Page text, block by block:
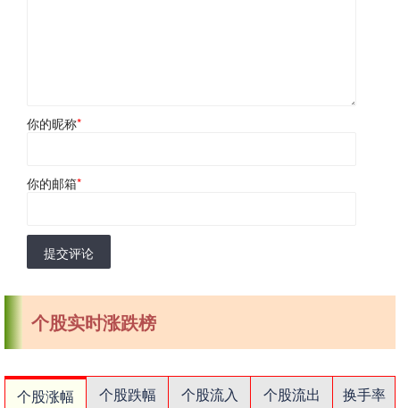
你的昵称*
你的邮箱*
提交评论
个股实时涨跌榜
个股涨幅 个股跌幅 个股流入 个股流出
换手率